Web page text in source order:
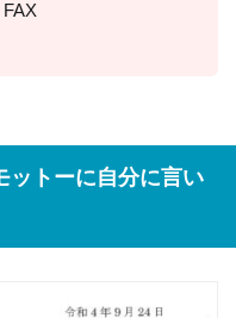
ットーに自分に言い